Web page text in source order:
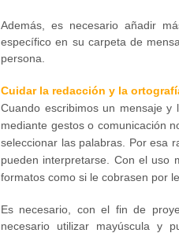
Además, es necesario añadir
específico en su carpeta de
persona.
Cuidar la redacción y la
Cuando escribimos un mensaje
mediante gestos o comunicación
seleccionar las palabras. Por esa
pueden interpretarse. Con el uso
formatos como si le cobrasen por
Es necesario, con el fin de
necesario utilizar mayúscula y